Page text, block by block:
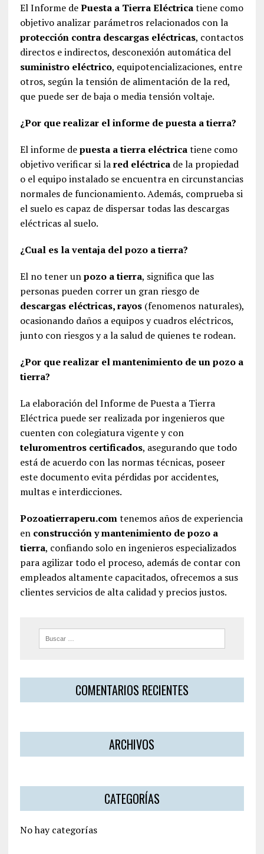
El Informe dePuesta a Tierra Eléctricatiene como
objetivo analizar parámetros relacionados con la
protección contra descargas eléctricas, contactos
directos e indirectos, desconexión automática del
suministro eléctrico, equipotencializaciones, entre
otros, según la tensión de alimentación de la red,
que puede ser de baja o media tensión voltaje.
¿Por que realizar el informe de puesta a tierra?
El informe depuesta a tierra eléctricatiene como
objetivo verificar si lared eléctricade la propiedad
o el equipo instalado se encuentra en circunstancias
normales de funcionamiento. Además, comprueba si
el suelo es capaz de dispersar todas las descargas
eléctricas al suelo.
¿Cual es la ventaja del pozo a tierra?
El no tener unpozo a tierra, significa que las
personas pueden correr un gran riesgo de
descargas eléctricas, rayos(fenomenos naturales),
ocasionando daños a equipos y cuadros eléctricos,
junto con riesgos y a la salud de quienes te rodean.
¿Por que realizar el mantenimiento de un pozo a
tierra?
La elaboración del Informe de Puesta a Tierra
Eléctrica puede ser realizada por ingenieros que
cuenten con colegiatura vigente y con
teluromentros certificados, asegurando que todo
está de acuerdo con las normas técnicas, poseer
este documento evita pérdidas por accidentes,
multas e interdicciones.
Pozoatierraperu.comtenemos años de experiencia
en construcción y mantenimiento de pozo a
tierra, confiando solo en ingenieros especializados
para agilizar todo el proceso, además de contar con
empleados altamente capacitados, ofrecemos a sus
clientes servicios de alta calidad y precios justos.
COMENTARIOS RECIENTES
ARCHIVOS
CATEGORÍAS
No hay categorías